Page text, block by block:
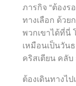
ภารกิจ “ต้องร
ทางเลือก ด้วย
พวกเขาได้ที่นี่
เหมือนเป็นวัน
คริสเตียน คลับ
ต้องเดินทางไ